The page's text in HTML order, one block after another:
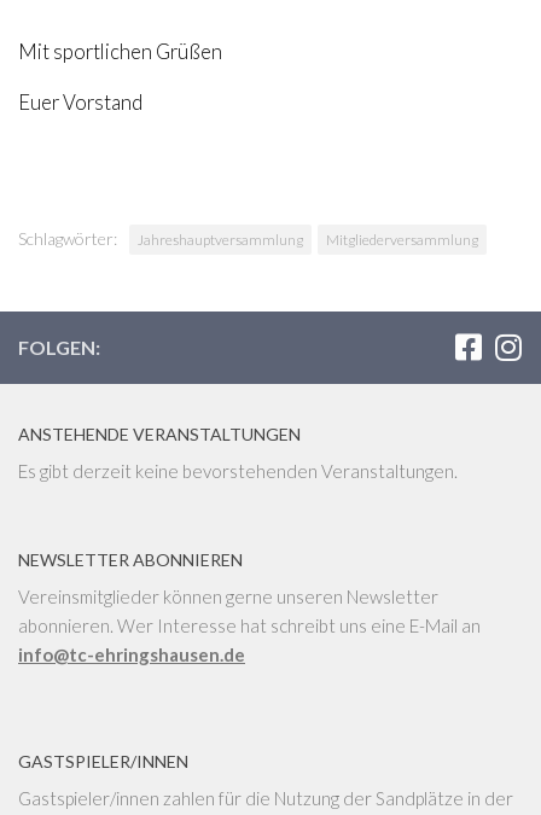
Mit sportlichen Grüßen
Euer Vorstand
Schlagwörter: Jahreshauptversammlung Mitgliederversammlung
FOLGEN:
ANSTEHENDE VERANSTALTUNGEN
Es gibt derzeit keine bevorstehenden Veranstaltungen.
NEWSLETTER ABONNIEREN
Vereinsmitglieder können gerne unseren Newsletter
abonnieren. Wer Interesse hat schreibt uns eine E-Mail an
info@tc-ehringshausen.de
GASTSPIELER/INNEN
Gastspieler/innen zahlen für die Nutzung der Sandplätze in der